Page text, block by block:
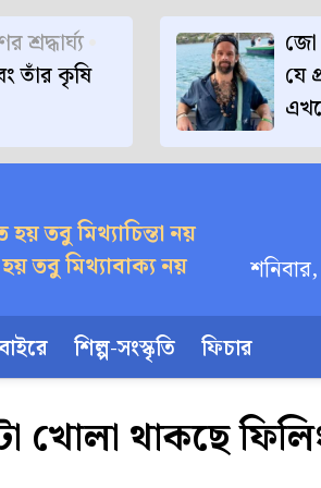
শ্রদ্ধার্ঘ্য
তাঁর কৃষি
জো
যে
হয় তবু মিথ্যাচিন্তা নয়
তবু মিথ্যাবাক্য নয়
শিল্প-সংস্কৃতি ফিচার
খোলা থাকছে